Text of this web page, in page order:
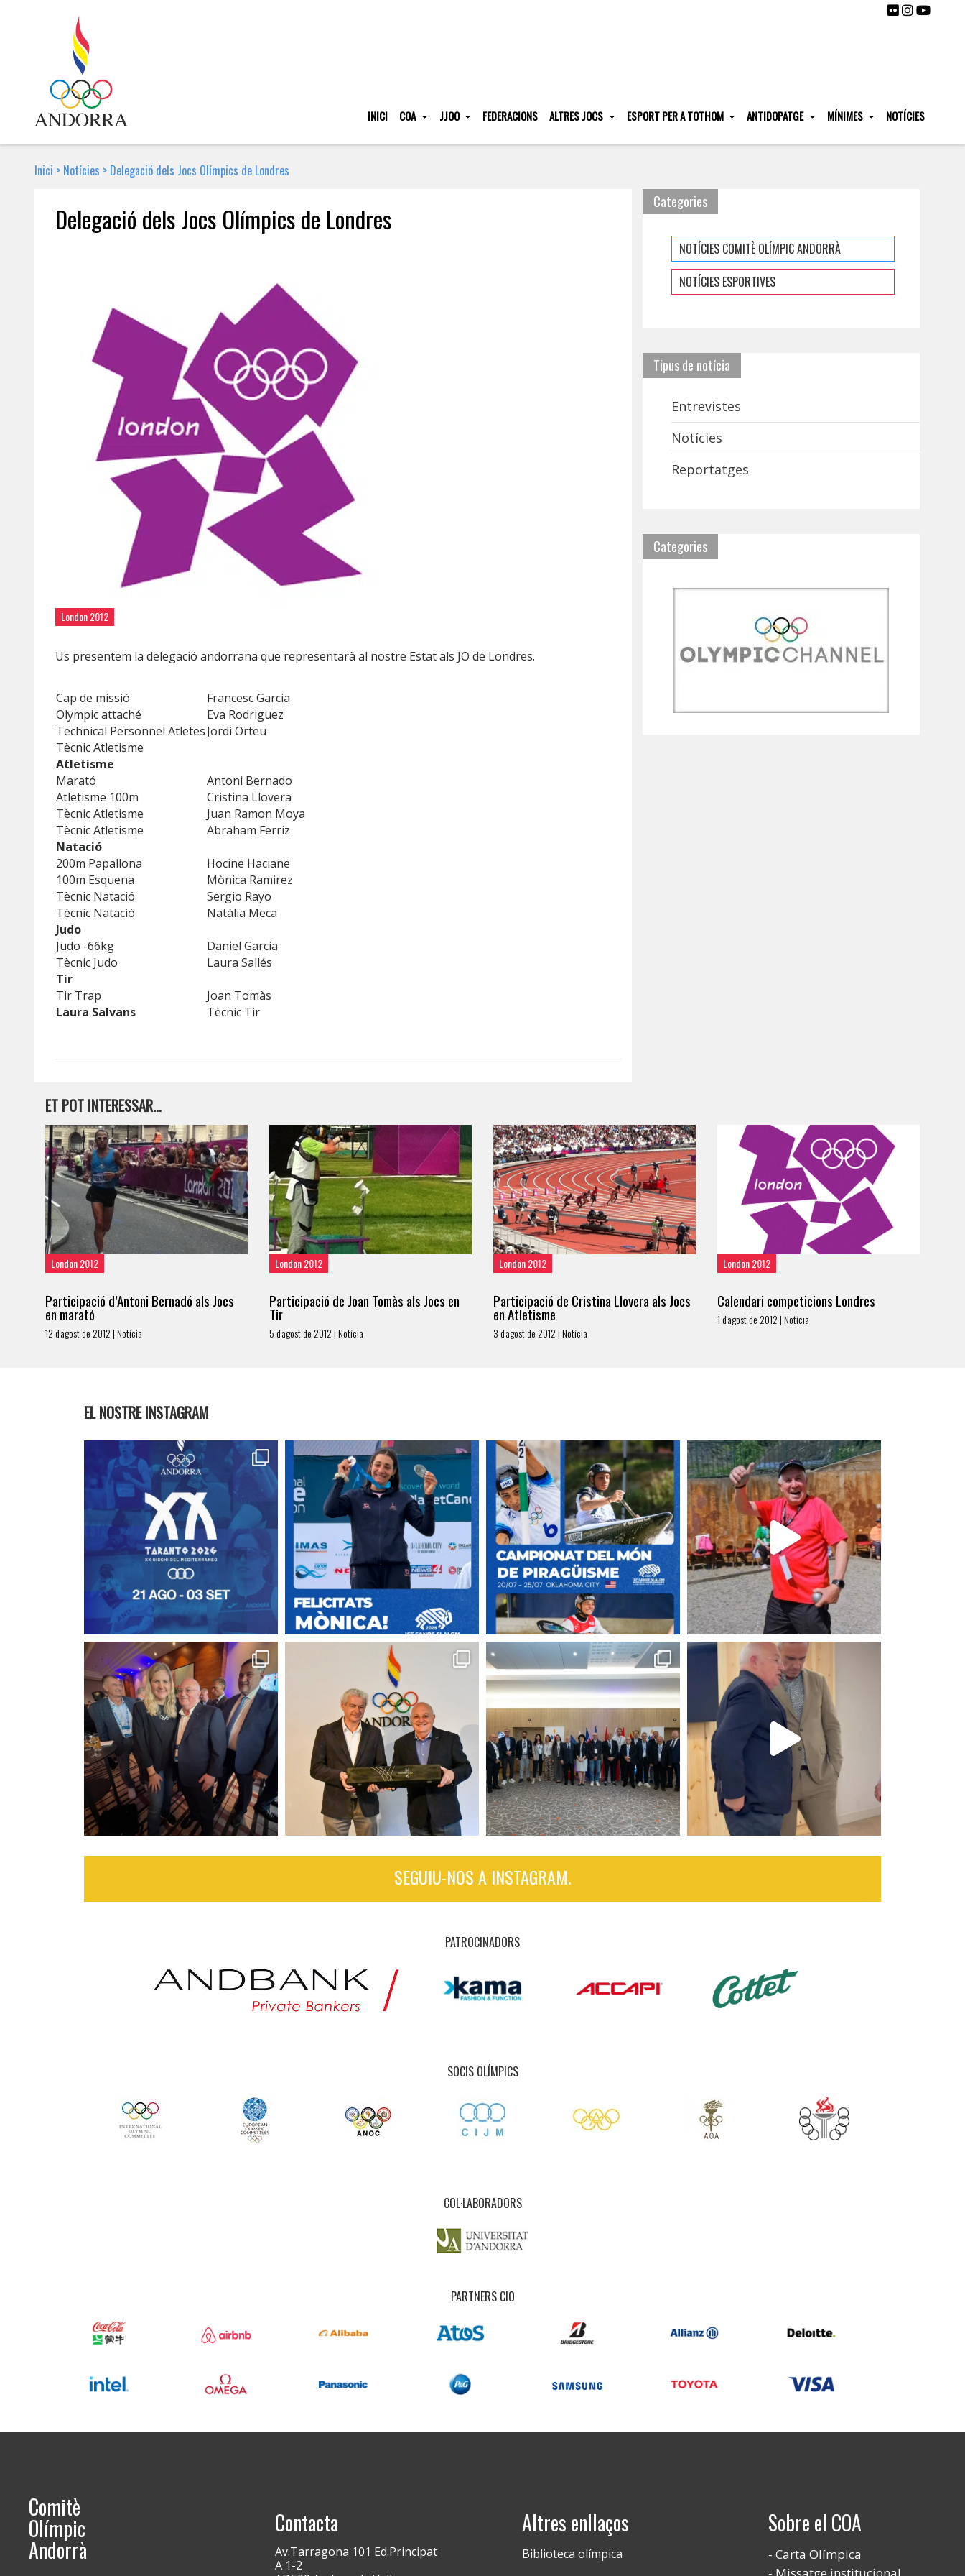
INICI COA JJOO FEDERACIONS ALTRES JOCS ESPORT PER A TOTHOM ANTIDOPATGE MÍNIMES NOTÍCIES
Inici > Notícies > Delegació dels Jocs Olímpics de Londres
Delegació dels Jocs Olímpics de Londres
London 2012
Us presentem la delegació andorrana que representarà al nostre Estat als JO de Londres.
Cap de missió
Francesc Garcia
Olympic attaché
Eva Rodriguez
Technical Personnel AtletesJordi Orteu
Tècnic Atletisme
Atletisme
Marató
Antoni Bernado
Atletisme 100m
Cristina Llovera
Tècnic Atletisme
Juan Ramon Moya
Tècnic Atletisme
Abraham Ferriz
Natació
200m Papallona
Hocine Haciane
100m Esquena
Mònica Ramirez
Tècnic Natació
Sergio Rayo
Tècnic Natació
Natàlia Meca
Judo
Judo -66kg
Daniel Garcia
Tècnic Judo
Laura Sallés
Tir
Tir Trap
Joan Tomàs
Laura Salvans
Tècnic Tir
Categories
NOTÍCIES COMITÈ OLÍMPIC ANDORRÀ
NOTÍCIES ESPORTIVES
Tipus de notícia
Entrevistes
Notícies
Reportatges
Categories
ET POT INTERESSAR…
London 2012
Participació d’Antoni Bernadó als Jocs
en marató
12 d'agost de 2012 | Notícia
London 2012
Participació de Joan Tomàs als Jocs en
Tir
5 d'agost de 2012 | Notícia
London 2012
Participació de Cristina Llovera als Jocs
en Atletisme
3 d'agost de 2012 | Notícia
London 2012
Calendari competicions Londres
1 d'agost de 2012 | Notícia
EL NOSTRE INSTAGRAM
SEGUIU-NOS A INSTAGRAM.
PATROCINADORS
SOCIS OLÍMPICS
COL·LABORADORS
PARTNERS CIO
Comitè
Olímpic
Andorrà
Contacta
Av.Tarragona 101 Ed.Principat
A 1-2
Altres enllaços
Biblioteca olímpica
Sobre el COA
Carta Olímpica